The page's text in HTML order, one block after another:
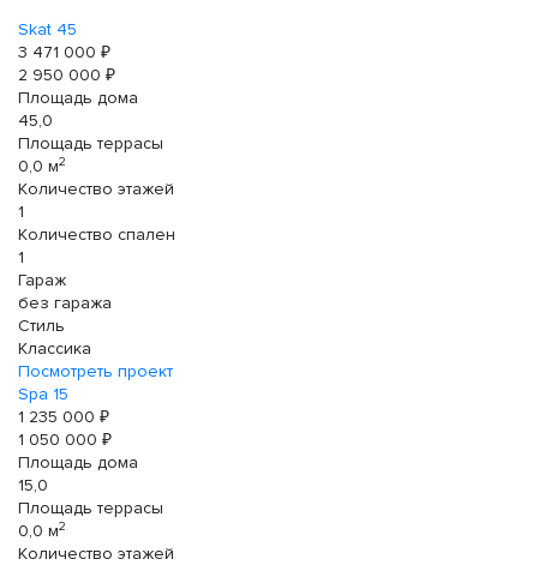
Skat 45
3 471 000 ₽
2 950 000 ₽
Площадь дома
45,0
Площадь террасы
0,0 м2
Количество этажей
1
Количество спален
1
Гараж
без гаража
Стиль
Классика
Посмотреть проект
Spa 15
1 235 000 ₽
1 050 000 ₽
Площадь дома
15,0
Площадь террасы
0,0 м2
Количество этажей